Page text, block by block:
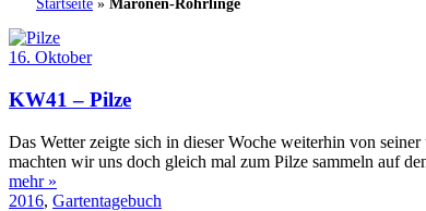
Startseite » Maronen-Röhrlinge
16. Oktober
KW41 – Pilze
Das Wetter zeigte sich in dieser Woche weiterhin von
machten wir uns doch gleich mal zum Pilze sammeln auf
mehr »
2016, Gartentagebuch